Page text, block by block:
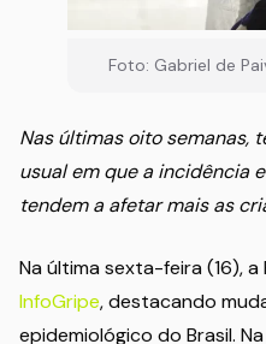
Foto: Gabriel de
Nas últimas oito semanas,
usual em que a incidência
tendem a afetar mais as
Na última sexta-feira (16),
InfoGripe, destacando
epidemiológico do Brasil.